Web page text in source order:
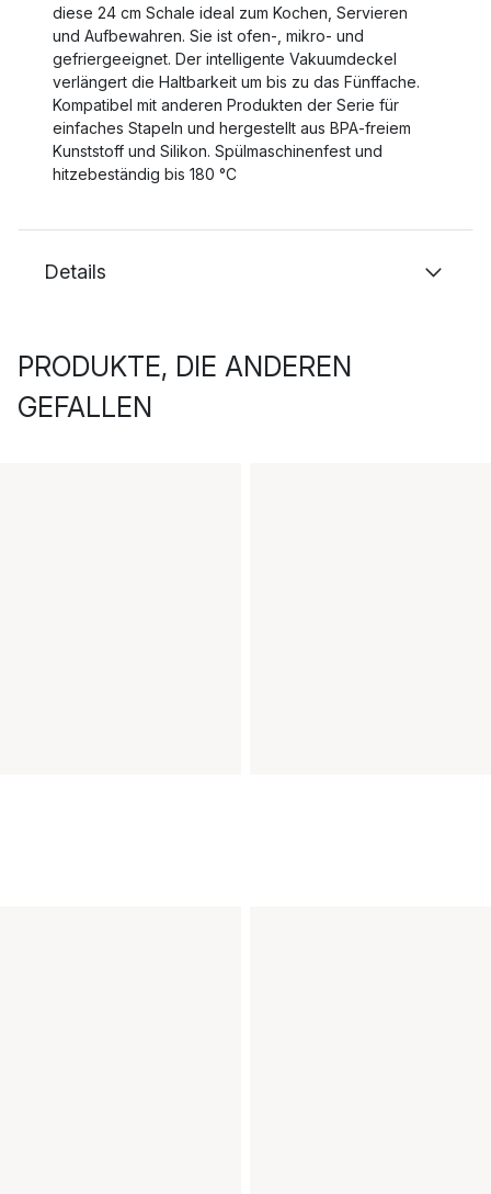
diese 24 cm Schale ideal zum Kochen, Servieren
und Aufbewahren. Sie ist ofen-, mikro- und
gefriergeeignet. Der intelligente Vakuumdeckel
verlängert die Haltbarkeit um bis zu das Fünffache.
Kompatibel mit anderen Produkten der Serie für
einfaches Stapeln und hergestellt aus BPA-freiem
Kunststoff und Silikon. Spülmaschinenfest und
hitzebeständig bis 180 °C
Details
PRODUKTE, DIE ANDEREN
GEFALLEN